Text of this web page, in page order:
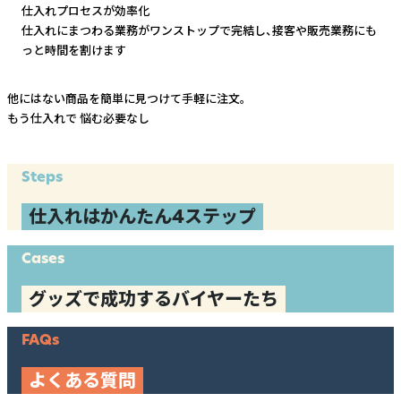
仕入れプロセスが効率化
仕入れにまつわる業務がワンストップで完結し、接客や販売業務にも
っと時間を割けます
他にはない商品を簡単に見つけて手軽に注文。
もう仕入れで 悩む必要なし
Steps
仕入れはかんたん4ステップ
Cases
グッズで成功するバイヤーたち
FAQs
よくある質問